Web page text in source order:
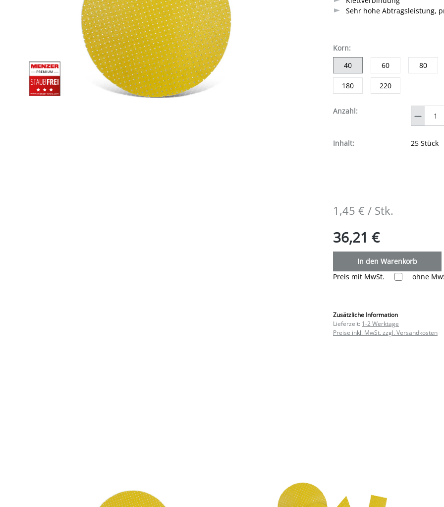
Sehr hohe Abtragsleistung,
Kornauswählen
:
40
60 80
180 220
Anzahl:
Inhalt: 25 Stück
1,45 € / Stk.
36,21 €
In den Warenkorb
Preis mit MwSt.
ohne
Zusätzliche Information
Lieferzeit: 1-2 Werktage
Preise inkl. MwSt. zzgl. Versandkosten